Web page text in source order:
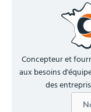
Concepteur et
aux besoins
des